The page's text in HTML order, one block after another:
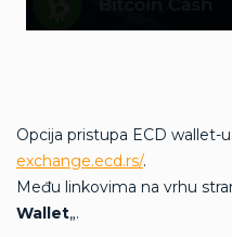
Opcija pristupa ECD wallet-
exchange.ecd.rs/.
Među linkovima na vrhu
Wallet„.